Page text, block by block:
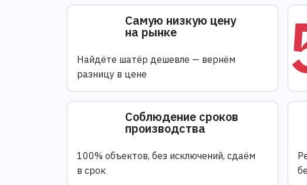
Самую низкую цену
на рынке
Найдёте шатёр дешевле — вернём
разницу в цене
Соблюдение сроков
производства
100% объектов, без исключений, сдаём
в срок